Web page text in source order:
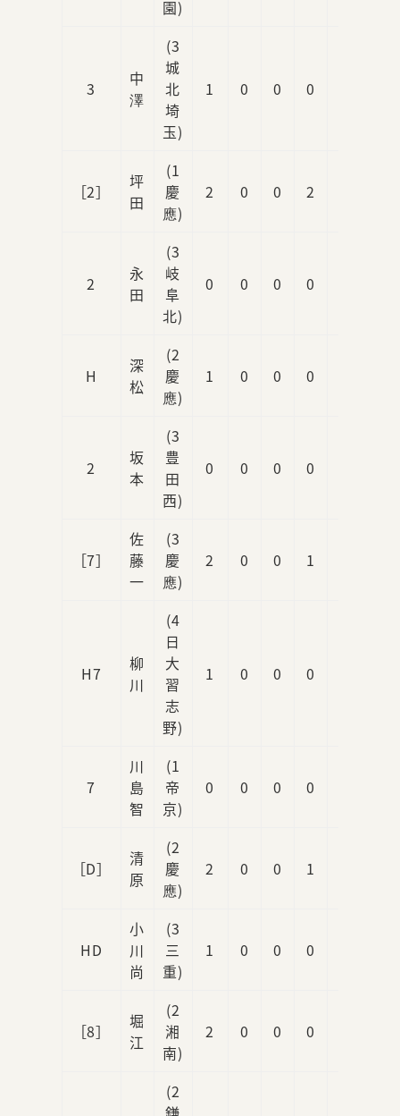
園)
3
中
澤
(3
城
北
埼
玉)
1 0 0 0
［2］
坪
田
(1
慶
應)
2 0 0 2
2
永
田
(3
岐
阜
北)
0 0 0 0
H
深
松
(2
慶
應)
1 0 0 0
2
坂
本
(3
豊
田
西)
0 0 0 0
［7］
佐
藤
一
(3
慶
應)
2 0 0 1
H7
柳
川
(4
日
大
習
志
野)
1 0 0 0
7
川
島
智
(1
帝
京)
0 0 0 0
［D］
清
原
(2
慶
應)
2 0 0 1
HD
小
川
尚
(3
三
重)
1 0 0 0
［8］
堀
江
(2
湘
南)
2 0 0 0
(2